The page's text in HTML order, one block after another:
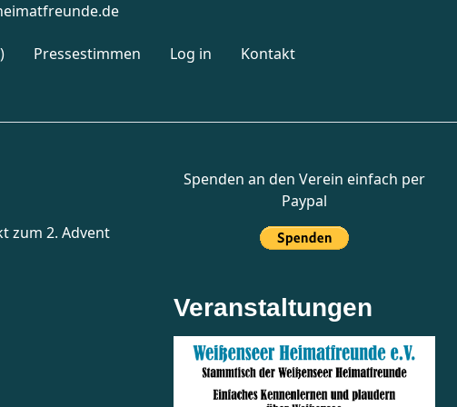
Pressestimmen Log in
Kontakt
zum 2. Advent
Spenden an den Verein einfach per
Paypal
Veranstaltungen